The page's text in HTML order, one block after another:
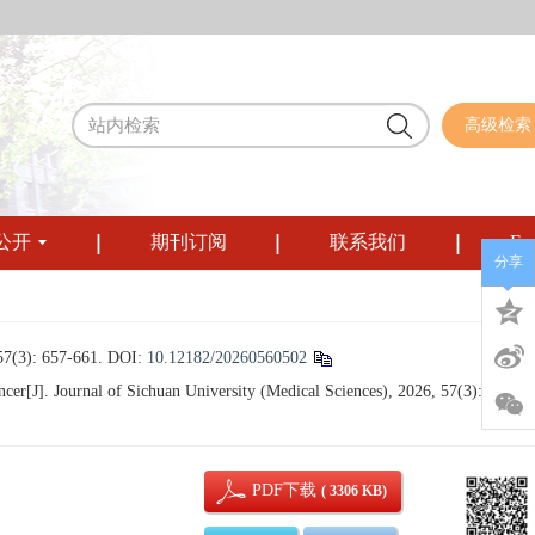
高级检索
开 期刊订阅 联系我们
657-661. DOI: 10.12182/20260560502
Journal of Sichuan University (Medical Sciences), 2026, 57(3): 657-
PDF下载( 3306 KB)
分享